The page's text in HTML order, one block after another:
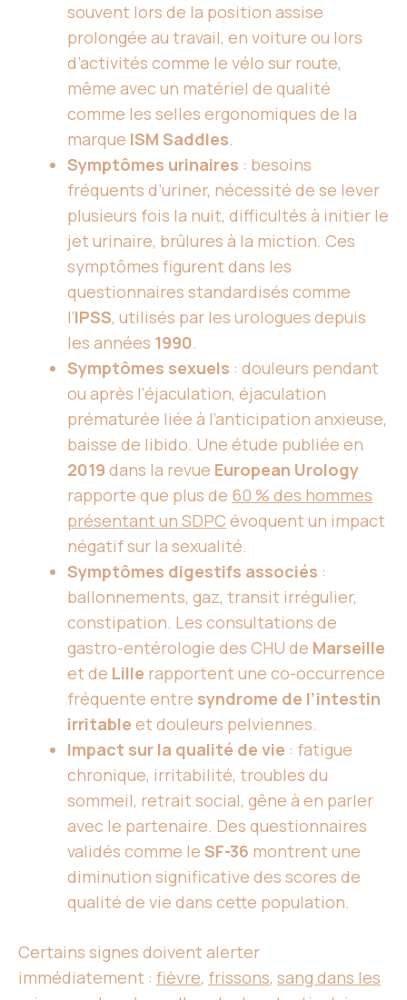
souvent lors de la position assise
prolongée au travail, en voiture ou lors
d’activités comme le vélo sur route,
même avec un matériel de qualité
comme les selles ergonomiques de la
marque ISM Saddles.
Symptômes urinaires : besoins
fréquents d’uriner, nécessité de se lever
plusieurs fois la nuit, difficultés à initier le
jet urinaire, brûlures à la miction. Ces
symptômes figurent dans les
questionnaires standardisés comme
l’IPSS, utilisés par les urologues depuis
les années 1990.
Symptômes sexuels : douleurs pendant
ou après l’éjaculation, éjaculation
prématurée liée à l’anticipation anxieuse,
baisse de libido. Une étude publiée en
2019 dans la revue European Urology
rapporte que plus de 60 % des hommes
présentant un SDPC évoquent un impact
négatif sur la sexualité.
Symptômes digestifs associés :
ballonnements, gaz, transit irrégulier,
constipation. Les consultations de
gastro-entérologie des CHU de Marseille
et de Lille rapportent une co-occurrence
fréquente entre syndrome de l’intestin
irritable et douleurs pelviennes.
Impact sur la qualité de vie : fatigue
chronique, irritabilité, troubles du
sommeil, retrait social, gêne à en parler
avec le partenaire. Des questionnaires
validés comme le SF-36 montrent une
diminution significative des scores de
qualité de vie dans cette population.
Certains signes doivent alerter
immédiatement : fièvre, frissons, sang dans les